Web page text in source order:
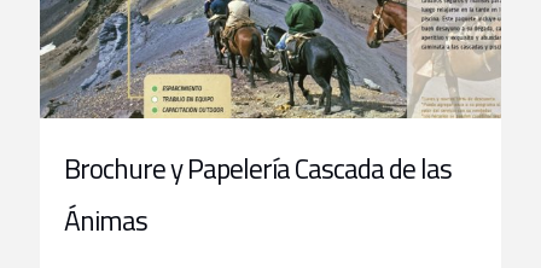
Brochure y Papelería Cascada de las
Ánimas